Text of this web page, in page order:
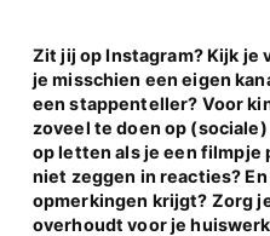
Zit jij op Instagram? Kijk je
je misschien een eigen
een stappenteller? Voor
zoveel te doen op
op letten als je een filmpje
niet zeggen in reacties?
opmerkingen krijgt? Zorg
overhoudt voor je